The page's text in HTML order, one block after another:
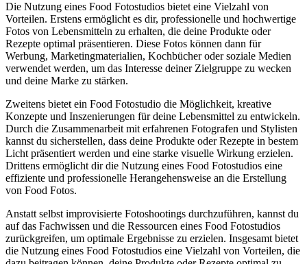
Die Nutzung eines Food Fotostudios bietet eine Vielzahl von
Vorteilen. Erstens ermöglicht es dir, professionelle und hochwertige
Fotos von Lebensmitteln zu erhalten, die deine Produkte oder
Rezepte optimal präsentieren. Diese Fotos können dann für
Werbung, Marketingmaterialien, Kochbücher oder soziale Medien
verwendet werden, um das Interesse deiner Zielgruppe zu wecken
und deine Marke zu stärken.
Zweitens bietet ein Food Fotostudio die Möglichkeit, kreative
Konzepte und Inszenierungen für deine Lebensmittel zu entwickeln.
Durch die Zusammenarbeit mit erfahrenen Fotografen und Stylisten
kannst du sicherstellen, dass deine Produkte oder Rezepte in bestem
Licht präsentiert werden und eine starke visuelle Wirkung erzielen.
Drittens ermöglicht dir die Nutzung eines Food Fotostudios eine
effiziente und professionelle Herangehensweise an die Erstellung
von Food Fotos.
Anstatt selbst improvisierte Fotoshootings durchzuführen, kannst du
auf das Fachwissen und die Ressourcen eines Food Fotostudios
zurückgreifen, um optimale Ergebnisse zu erzielen. Insgesamt bietet
die Nutzung eines Food Fotostudios eine Vielzahl von Vorteilen, die